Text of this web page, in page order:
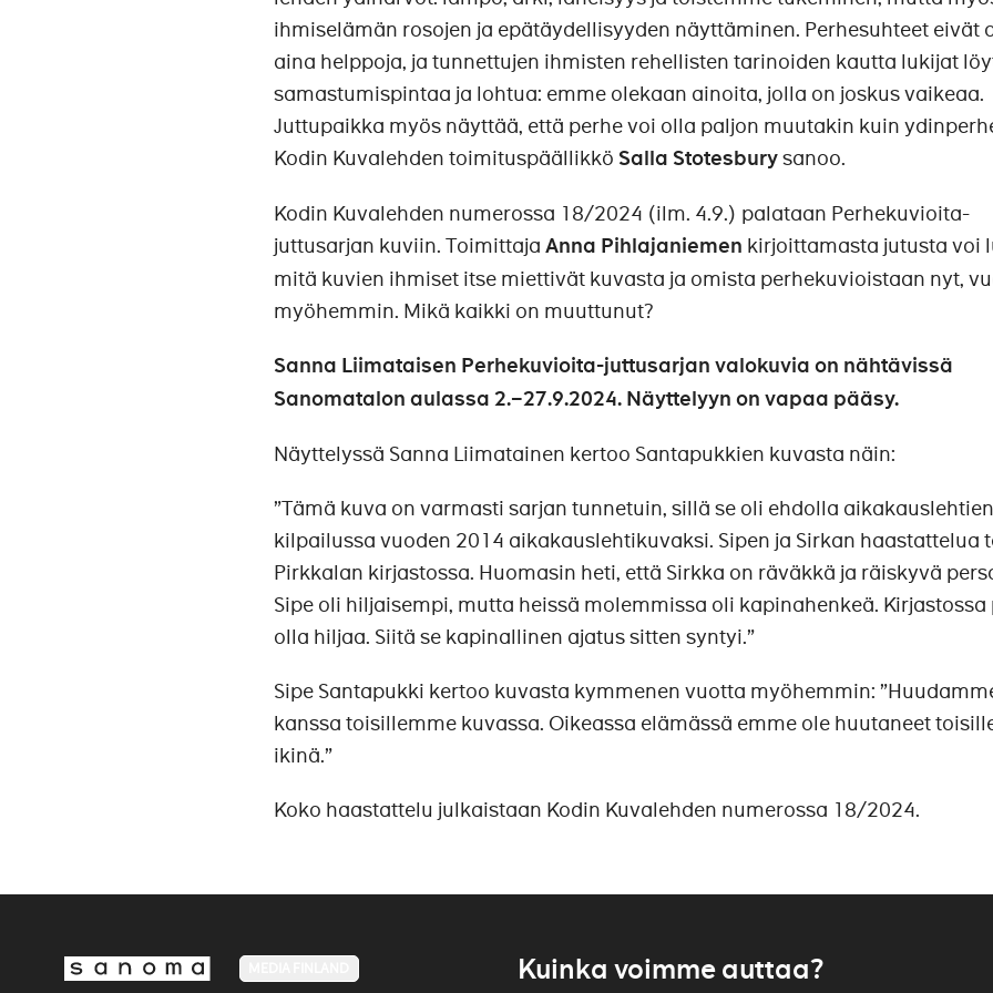
ihmiselämän rosojen ja epätäydellisyyden näyttäminen. Perhesuhteet eivät
aina helppoja, ja tunnettujen ihmisten rehellisten tarinoiden kautta lukijat
samastumispintaa ja lohtua: emme olekaan ainoita, jolla on joskus vaikeaa.
Juttupaikka myös näyttää, että perhe voi olla paljon muutakin kuin
Kodin Kuvalehden toimituspäällikkö Salla Stotesburysanoo.
Kodin Kuvalehden numerossa 18/2024 (ilm. 4.9.) palataan Perhekuvioita-
juttusarjan kuviin. Toimittaja Anna Pihlajaniemen kirjoittamasta jutusta voi
mitä kuvien ihmiset itse miettivät kuvasta ja omista perhekuvioistaan nyt,
myöhemmin. Mikä kaikki on muuttunut?
Sanna Liimataisen Perhekuvioita-juttusarjan valokuvia on nähtävissä
Sanomatalon aulassa 2.–27.9.2024. Näyttelyyn on vapaa pääsy.
Näyttelyssä Sanna Liimatainen kertoo Santapukkien kuvasta näin:
”Tämä kuva on varmasti sarjan tunnetuin, sillä se oli ehdolla
kilpailussa vuoden 2014 aikakauslehtikuvaksi. Sipen ja Sirkan haastattelua
Pirkkalan kirjastossa. Huomasin heti, että Sirkka on räväkkä ja räiskyvä
Sipe oli hiljaisempi, mutta heissä molemmissa oli kapinahenkeä. Kirjastossa
olla hiljaa. Siitä se kapinallinen ajatus sitten syntyi.”
Sipe Santapukki kertoo kuvasta kymmenen vuotta myöhemmin:
kanssa toisillemme kuvassa. Oikeassa elämässä emme ole huutaneet
ikinä.”
Koko haastattelu julkaistaan Kodin Kuvalehden numerossa 18/2024.
Kuinka voimme auttaa?